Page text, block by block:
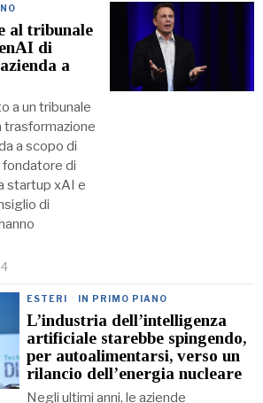
al tribunale
di
a
a un tribunale
trasformazione
a scopo di
fondatore di
startup xAI e
di
ESTERI · IN PRIMO PIANO
L’industria dell’intelligenza
artificiale starebbe spingendo,
per autoalimentarsi, verso un
rilancio dell’energia nucleare
Negli ultimi anni, le aziende